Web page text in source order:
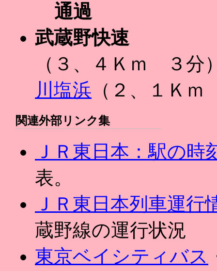
通過
武蔵野快速
（３、４Ｋｍ ３分
川塩浜 （２、１Ｋ
関連外部リンク集
ＪＲ東日本：駅の時
表。
ＪＲ東日本列車運行
蔵野線の運行状況
東京ベイシティバス